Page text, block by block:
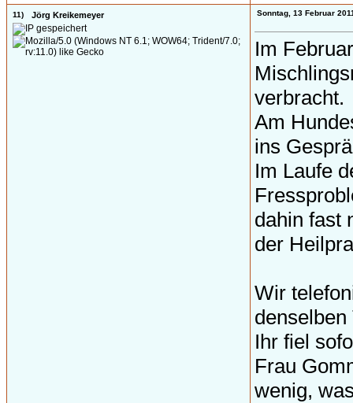
11) Jörg Kreikemeyer Sonntag, 13 Februar
Im
verbracht.
Am
ins
Im Laufe
dahin fast
der
Wir
denselben
Ihr fiel
Frau
wenig,